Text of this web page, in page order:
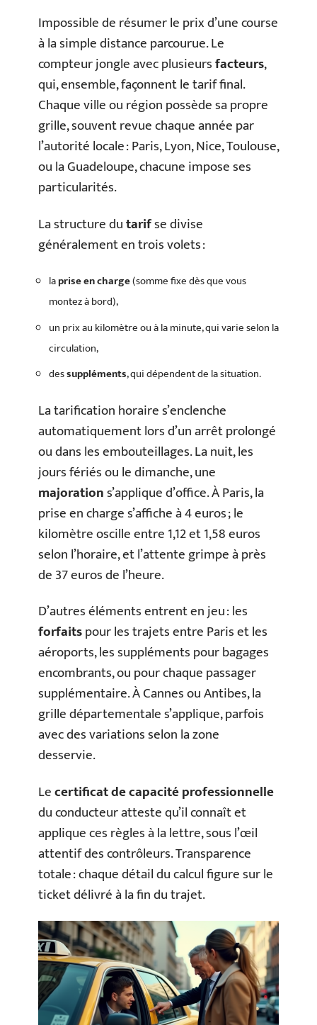
Impossible de résumer le prix d’une course
à la simple distance parcourue. Le
compteur jongle avec plusieursfacteurs,
qui, ensemble, façonnent le tarif final.
Chaque ville ou région possède sa propre
grille, souvent revue chaque année par
l’autorité locale : Paris, Lyon, Nice, Toulouse,
ou la Guadeloupe, chacune impose ses
particularités.
La structure dutarifse divise
généralement en trois volets :
laprise en charge(somme fixe dès que vous
montez à bord),
un prix au kilomètre ou à la minute, qui varie selon la
circulation,
dessuppléments, qui dépendent de la situation.
La tarification horaire s’enclenche
automatiquement lors d’un arrêt prolongé
ou dans les embouteillages. La nuit, les
jours fériés ou le dimanche, une
majorations’applique d’office. À Paris, la
prise en charge s’affiche à 4 euros ; le
kilomètre oscille entre 1,12 et 1,58 euros
selon l’horaire, et l’attente grimpe à près
de 37 euros de l’heure.
D’autres éléments entrent en jeu : les
forfaitspour les trajets entre Paris et les
aéroports, les suppléments pour bagages
encombrants, ou pour chaque passager
supplémentaire. À Cannes ou Antibes, la
grille départementale s’applique, parfois
avec des variations selon la zone
desservie.
Lecertificat de capacité professionnelle
du conducteur atteste qu’il connaît et
applique ces règles à la lettre, sous l’œil
attentif des contrôleurs. Transparence
totale : chaque détail du calcul figure sur le
ticket délivré à la fin du trajet.